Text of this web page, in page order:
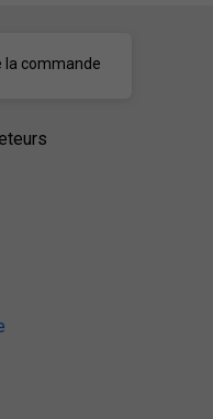
commande